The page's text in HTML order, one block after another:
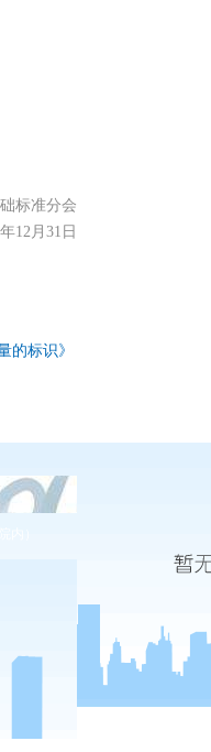
标准分会
12月31日
的标识》